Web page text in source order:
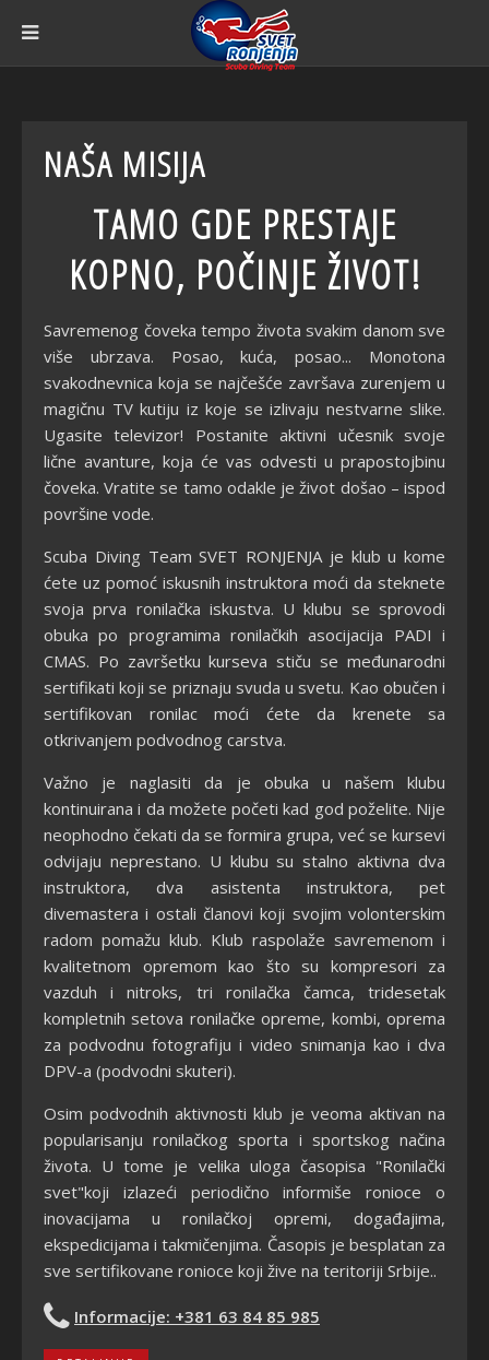
NAŠA MISIJA
TAMO GDE PRESTAJE
KOPNO, POČINJE ŽIVOT!
Savremenog čoveka tempo života svakim danom sve
više ubrzava. Posao, kuća, posao... Monotona
svakodnevnica koja se najčešće završava zurenjem u
magičnu TV kutiju iz koje se izlivaju nestvarne slike.
Ugasite televizor! Postanite aktivni učesnik svoje
lične avanture, koja će vas odvesti u prapostojbinu
čoveka. Vratite se tamo odakle je život došao – ispod
površine vode.
Scuba Diving Team SVET RONJENJA je klub u kome
ćete uz pomoć iskusnih instruktora moći da steknete
svoja prva ronilačka iskustva. U klubu se sprovodi
obuka po programima ronilačkih asocijacija PADI i
CMAS. Po završetku kurseva stiču se međunarodni
sertifikati koji se priznaju svuda u svetu. Kao obučen i
sertifikovan ronilac moći ćete da krenete sa
otkrivanjem podvodnog carstva.
Važno je naglasiti da je obuka u našem klubu
kontinuirana i da možete početi kad god poželite. Nije
neophodno čekati da se formira grupa, već se kursevi
odvijaju neprestano. U klubu su stalno aktivna dva
instruktora, dva asistenta instruktora, pet
divemastera i ostali članovi koji svojim volonterskim
radom pomažu klub. Klub raspolaže savremenom i
kvalitetnom opremom kao što su kompresori za
vazduh i nitroks, tri ronilačka čamca, tridesetak
kompletnih setova ronilačke opreme, kombi, oprema
za podvodnu fotografiju i video snimanja kao i dva
DPV-a (podvodni skuteri).
Osim podvodnih aktivnosti klub je veoma aktivan na
popularisanju ronilačkog sporta i sportskog načina
života. U tome je velika uloga časopisa "Ronilački
svet"koji izlazeći periodično informiše ronioce o
inovacijama u ronilačkoj opremi, događajima,
ekspedicijama i takmičenjima. Časopis je besplatan za
sve sertifikovane ronioce koji žive na teritoriji Srbije..
Informacije: +381 63 84 85 985